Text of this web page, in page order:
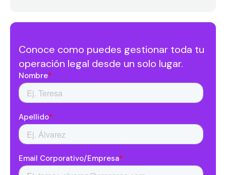
Conoce como puedes gestionar toda tu
operación legal desde un solo lugar.